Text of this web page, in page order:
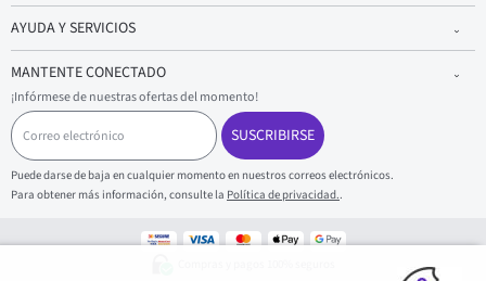
AYUDA Y SERVICIOS
MANTENTE CONECTADO
¡Infórmese de nuestras ofertas del momento!
C
o
r
r
e
o
l
SUSCRIBIRSE
Puede darse de baja en cualquier momento en nuestros correos electrónicos.
Para obtener más información, consulte la Política de privacidad..